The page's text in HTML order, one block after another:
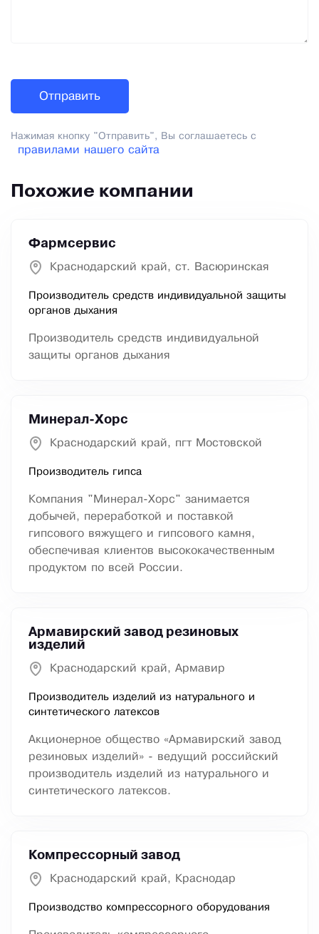
Нажимая кнопку "Отправить", Вы соглашаетесь с
правилами нашего сайта
Похожие компании
Фармсервис
Краснодарский край, ст. Васюринская
Производитель средств индивидуальной защиты
органов дыхания
Производитель средств индивидуальной
защиты органов дыхания
Минерал-Хорс
Краснодарский край, пгт Мостовской
Производитель гипса
Компания "Минерал-Хорс" занимается
добычей, переработкой и поставкой
гипсового вяжущего и гипсового камня,
обеспечивая клиентов высококачественным
продуктом по всей России.
Армавирский завод резиновых
изделий
Краснодарский край, Армавир
Производитель изделий из натурального и
синтетического латексов
Акционерное общество «Армавирский завод
резиновых изделий» - ведущий российский
производитель изделий из натурального и
синтетического латексов.
Компрессорный завод
Краснодарский край, Краснодар
Производство компрессорного оборудования